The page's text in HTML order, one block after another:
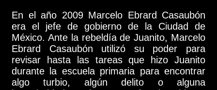
En el año 2009 Marcelo Ebrard Casaubón
era el jefe de gobierno de la Ciudad de
México. Ante la rebeldía de Juanito, Marcelo
Ebrard Casaubón utilizó su poder para
revisar hasta las tareas que hizo Juanito
durante la escuela primaria para encontrar
algo turbio, algún delito o alguna